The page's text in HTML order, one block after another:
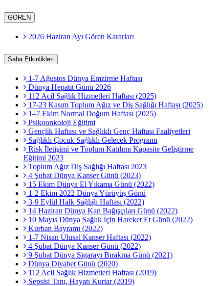
GÖREN
2026 Haziran Ayı Gören Kararları
Saha Etkinlikleri
1-7 Ağustos Dünya Emzirme Haftası
Dünya Hepatit Günü 2026
112 Acil Sağlık Hizmetleri Haftası (2025)
17-23 Kasım Toplum Ağız ve Diş Sağlığı Haftası (2025)
1–7 Ekim Normal Doğum Haftası (2025)
Psikoonkoloji Eğitimi
Gençlik Haftası ve Sağlıklı Genç Haftası Faaliyetleri
Sağlıklı Çocuk Sağlıklı Gelecek Programı
Risk İletişimi ve Toplum Katılımı Kapasite Geliştirme
Eğitimi 2023
Toplum Ağız Diş Sağlığı Haftası 2023
4 Şubat Dünya Kanser Günü (2023)
15 Ekim Dünya El Yıkama Günü (2022)
1-2 Ekim 2022 Dünya Yürüyüş Günü
3-9 Eylül Halk Sağlığı Haftası (2022)
14 Haziran Dünya Kan Bağışçıları Günü (2022)
10 Mayıs Dünya Sağlık İçin Hareket Et Günü (2022)
Kurban Bayramı (2022)
1-7 Nisan Ulusal Kanser Haftası (2022)
4 Şubat Dünya Kanser Günü (2022)
9 Şubat Dünya Sigarayı Bırakma Günü (2021)
Dünya Diyabet Günü (2020)
112 Acil Sağlık Hizmetleri Haftası (2019)
Sepsisi Tanı, Hayatı Kurtar (2019)